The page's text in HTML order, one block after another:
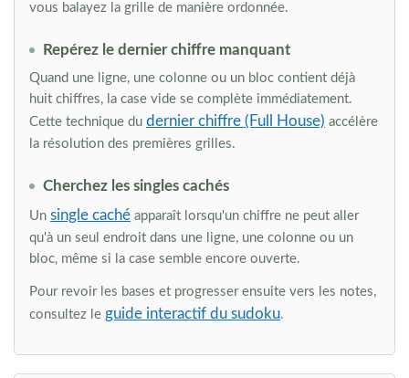
vous balayez la grille de manière ordonnée.
Repérez le dernier chiffre manquant
Quand une ligne, une colonne ou un bloc contient déjà
huit chiffres, la case vide se complète immédiatement.
Cette technique du dernier chiffre (Full House) accélère
la résolution des premières grilles.
Cherchez les singles cachés
Un single caché apparaît lorsqu'un chiffre ne peut aller
qu'à un seul endroit dans une ligne, une colonne ou un
bloc, même si la case semble encore ouverte.
Pour revoir les bases et progresser ensuite vers les notes,
consultez le guide interactif du sudoku.